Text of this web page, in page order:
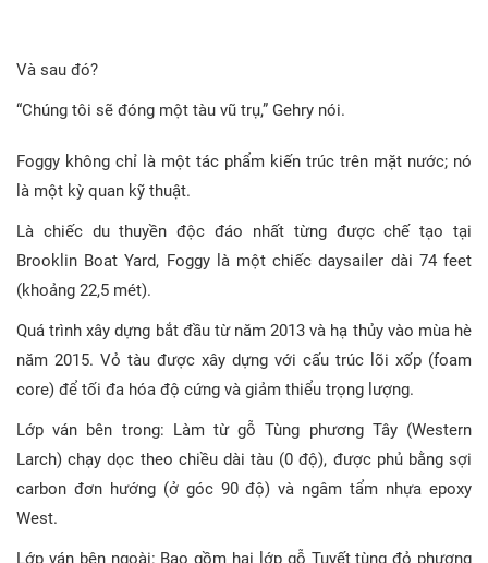
Và sau đó?
“Chúng tôi sẽ đóng một tàu vũ trụ,” Gehry nói.
Foggy không chỉ là một tác phẩm kiến trúc trên mặt nước; nó
là một kỳ quan kỹ thuật.
Là chiếc du thuyền độc đáo nhất từng được chế tạo tại
Brooklin Boat Yard, Foggy là một chiếc daysailer dài 74 feet
(khoảng 22,5 mét).
Quá trình xây dựng bắt đầu từ năm 2013 và hạ thủy vào mùa hè
năm 2015. Vỏ tàu được xây dựng với cấu trúc lõi xốp (foam
core) để tối đa hóa độ cứng và giảm thiểu trọng lượng.
Lớp ván bên trong: Làm từ gỗ Tùng phương Tây (Western
Larch) chạy dọc theo chiều dài tàu (0 độ), được phủ bằng sợi
carbon đơn hướng (ở góc 90 độ) và ngâm tẩm nhựa epoxy
West.
Lớp ván bên ngoài: Bao gồm hai lớp gỗ Tuyết tùng đỏ phương